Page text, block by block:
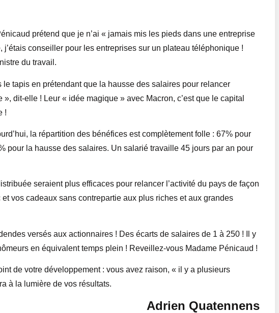
prétend que je n’ai « jamais mis les pieds dans une entreprise
j’étais conseiller pour les entreprises sur un plateau téléphonique !
du travail.
tapis en prétendant que la hausse des salaires pour relancer
dit-elle ! Leur « idée magique » avec Macron, c’est que le capital
!
la répartition des bénéfices est complètement folle : 67% pour
pour la hausse des salaires. Un salarié travaille 45 jours par an pour
seraient plus efficaces pour relancer l’activité du pays de façon
vos cadeaux sans contrepartie aux plus riches et aux grandes
versés aux actionnaires ! Des écarts de salaires de 1 à 250 ! Il y
en équivalent temps plein ! Reveillez-vous Madame Pénicaud !
de votre développement : vous avez raison, « il y a plusieurs
à la lumière de vos résultats.
Adrien Quatennens